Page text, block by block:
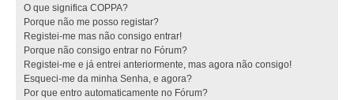
O que significa COPPA?
Porque não me posso registar?
Registei-me mas não consigo entrar!
Porque não consigo entrar no Fórum?
Registei-me e já entrei anteriormente, mas agora não consigo!
Esqueci-me da minha Senha, e agora?
Por que entro automaticamente no Fórum?